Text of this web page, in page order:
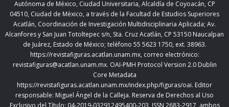
Autónoma de México, Ciudad Universitaria, Alcaldía de Coyoacán, CP
04510, Ciudad de México, a través de la Facultad de Estudios Superiores
Acatlán, Coordinación de Investigación Multidisciplinaria Aplicada; Av.
Alcanfores y San Juan Totoltepec s/n, Sta. Cruz Acatlán, CP 53150 Naucalpan
de Juárez, Estado de México; teléfono 55 5623 1750, ext. 38963.
https://revistafiguras.acatlan.unam.mx, correo electrónico:
revistafiguras@acatlan.unam.mx. OAI-PMH Protocol Version 2.0 Dublin
Core Metadata
https://revistafiguras.acatlan.unam.mx/index.php/figuras/oai. Editor
responsable: Miguel Ángel de la Calleja. Reserva de Derechos al Uso